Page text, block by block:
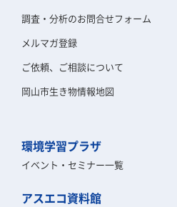
調査・分析のお問合せフォーム
メルマガ登録
ご依頼、ご相談について
岡山市生き物情報地図
環境学習プラザ
イベント・セミナー一覧
アスエコ資料館